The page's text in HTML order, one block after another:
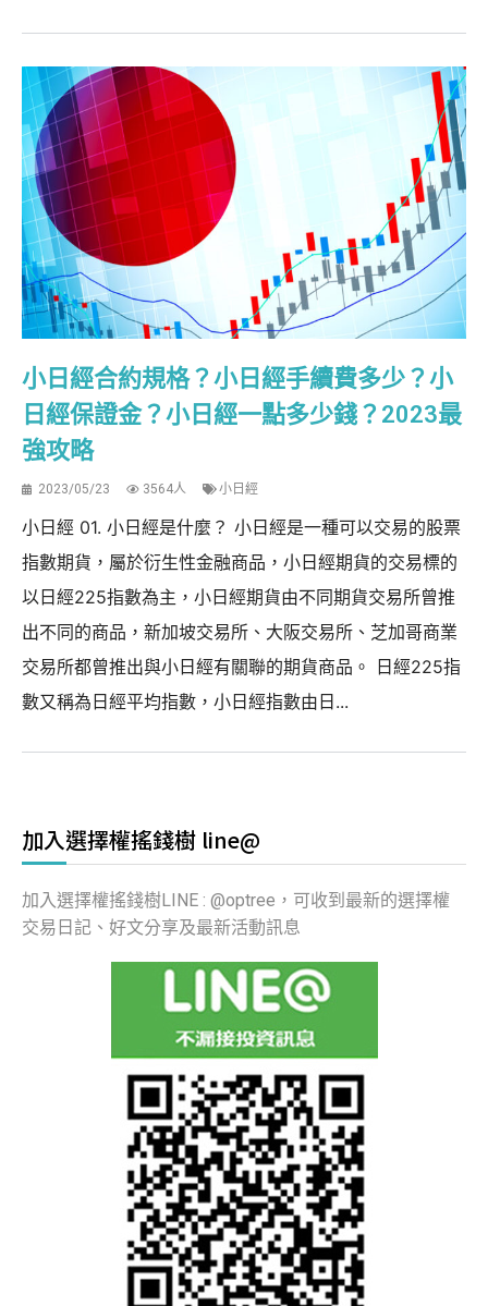
小日經合約規格？小日經手續費多少？小
日經保證金？小日經一點多少錢？2023最
強攻略
2023/05/23 3564人 小日經
小日經 01. 小日經是什麼？ 小日經是一種可以交易的股票
指數期貨，屬於衍生性金融商品，小日經期貨的交易標的
以日經225指數為主，小日經期貨由不同期貨交易所曾推
出不同的商品，新加坡交易所、大阪交易所、芝加哥商業
交易所都曾推出與小日經有關聯的期貨商品。 日經225指
數又稱為日經平均指數，小日經指數由日...
加入選擇權搖錢樹 line@
加入選擇權搖錢樹LINE : @optree，可收到最新的選擇權
交易日記、好文分享及最新活動訊息